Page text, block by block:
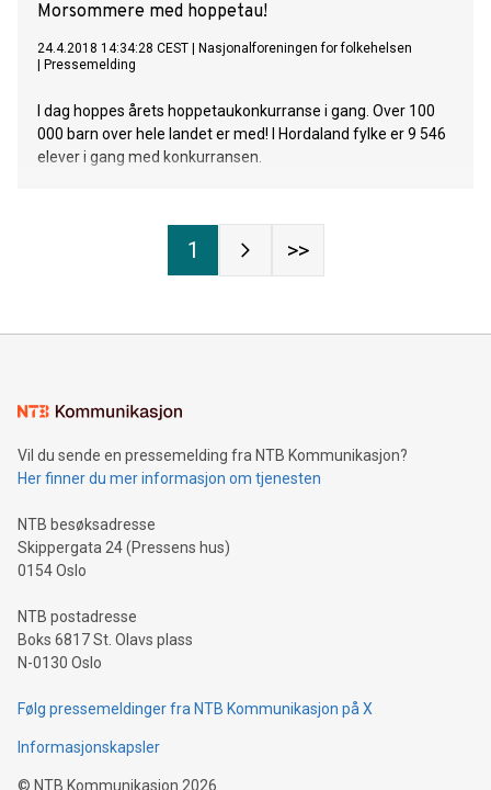
Morsommere med hoppetau!
24.4.2018 14:34:28 CEST
Nasjonalforeningen for folkehelsen
Pressemelding
I dag hoppes årets hoppetaukonkurranse i gang. Over 100
000 barn over hele landet er med! I Hordaland fylke er 9 546
elever i gang med konkurransen.
1 >>
Vil du sende en pressemelding fra NTB Kommunikasjon?
Her finner du mer informasjon om tjenesten
NTB besøksadresse
Skippergata 24 (Pressens hus)
0154 Oslo
NTB postadresse
Boks 6817 St. Olavs plass
N-0130 Oslo
Følg pressemeldinger fra NTB Kommunikasjon på X
Informasjonskapsler
© NTB Kommunikasjon 2026